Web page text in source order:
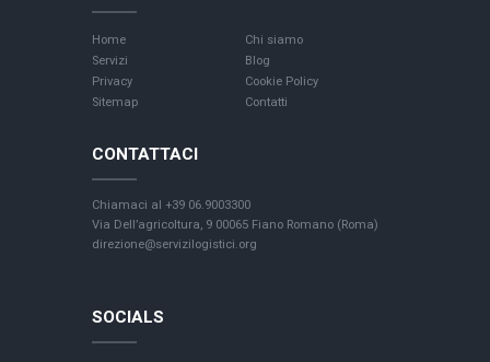
Home
Chi siamo
Servizi
Blog
Privacy
Cookie Policy
Sitemap
Contatti
CONTATTACI
Chiamaci al +39 06.9003300
Via Dell’agricoltura, 9 00065 Fiano Romano (Roma)
direzione@servizilogistici.org
SOCIALS